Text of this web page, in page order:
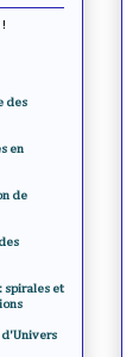
des
en
de
spirales et
d'Univers